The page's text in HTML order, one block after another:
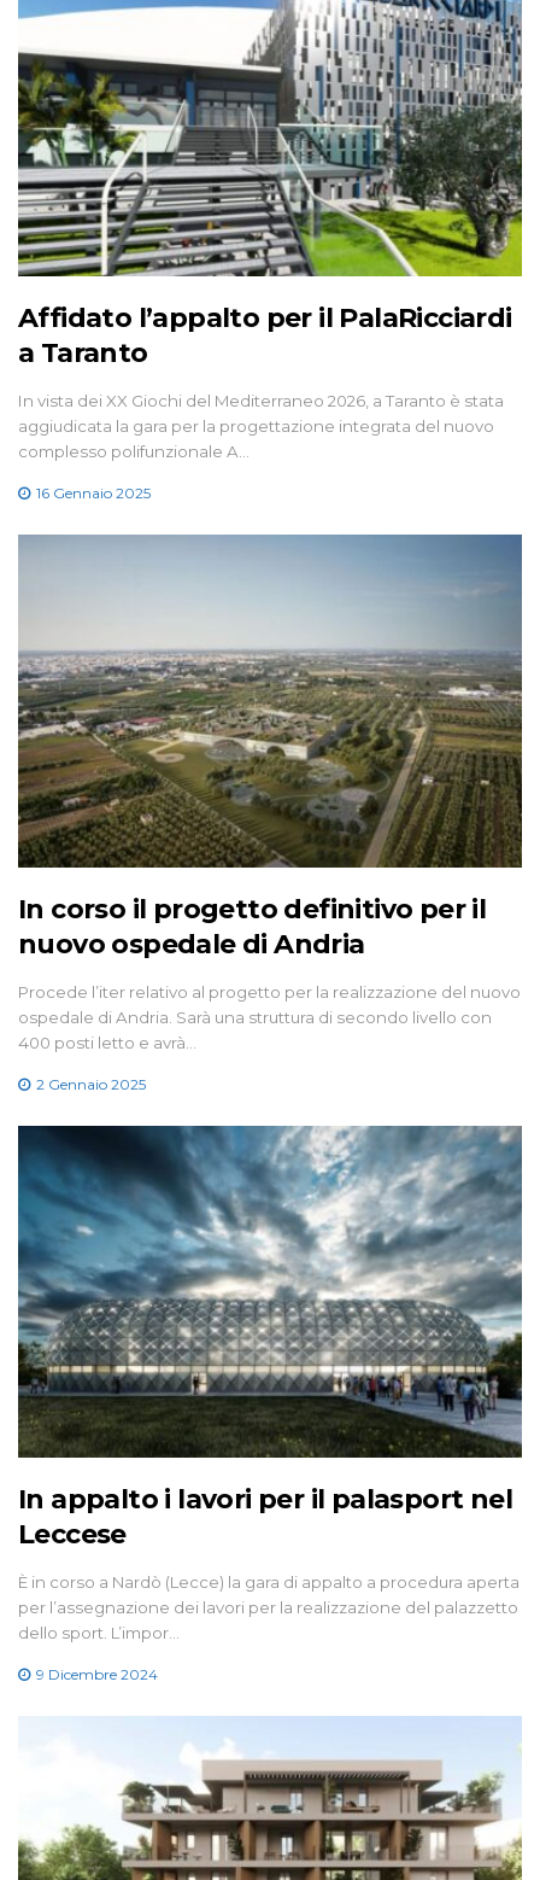
Affidato l’appalto per il PalaRicciardi
a Taranto
In vista dei XX Giochi del Mediterraneo 2026, a Taranto è stata
aggiudicata la gara per la progettazione integrata del nuovo
complesso polifunzionale A…
16 Gennaio 2025
In corso il progetto definitivo per il
nuovo ospedale di Andria
Procede l’iter relativo al progetto per la realizzazione del nuovo
ospedale di Andria. Sarà una struttura di secondo livello con
400 posti letto e avrà…
2 Gennaio 2025
In appalto i lavori per il palasport nel
Leccese
È in corso a Nardò (Lecce) la gara di appalto a procedura aperta
per l’assegnazione dei lavori per la realizzazione del palazzetto
dello sport. L’impor…
9 Dicembre 2024